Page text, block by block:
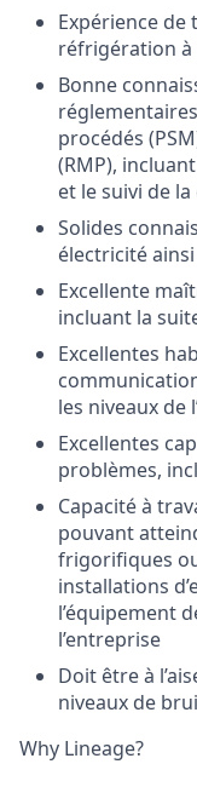
Expérience de
réfrigération à
Bonne
procédés
(RMP),
et le suivi de
Solides
électricité
Excellente
incluant la
Excellentes
les niveaux de
Excellentes
problèmes,
Capacité à
pouvant
frigorifiques ou
installations
l’équipement
l’entreprise
Doit être à
niveaux de
Why Lineage?